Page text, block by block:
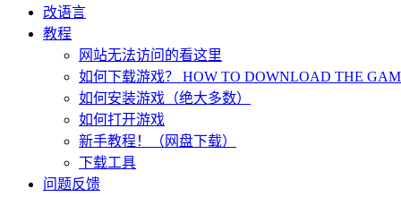
改语言
教程
网站无法访问的看这里
如何下载游戏？ HOW TO DOWNLOAD THE
如何安装游戏（绝大多数）
如何打开游戏
新手教程！（网盘下载）
下载工具
问题反馈